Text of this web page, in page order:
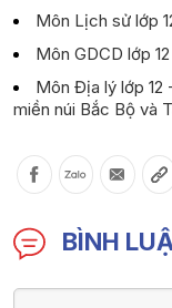
Môn Lịch sử lớp
Môn GDCD lớp
Môn Địa lý lớp 12
miền núi Bắc Bộ và
BÌNH